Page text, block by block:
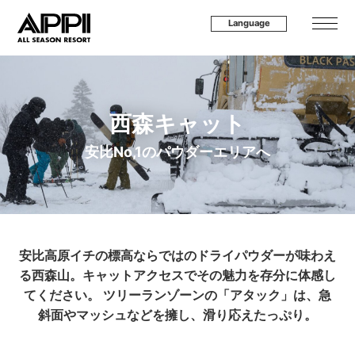
Language
西森キャット
安比No,1のパウダーエリアへ
安比高原イチの標高ならではのドライパウダーが味わえ
る西森山。 キャットアクセスでその魅力を存分に体感し
てください。
ツリーランゾーンの「アタック」は、急
斜面やマッシュなどを擁し、滑り応えたっぷり。